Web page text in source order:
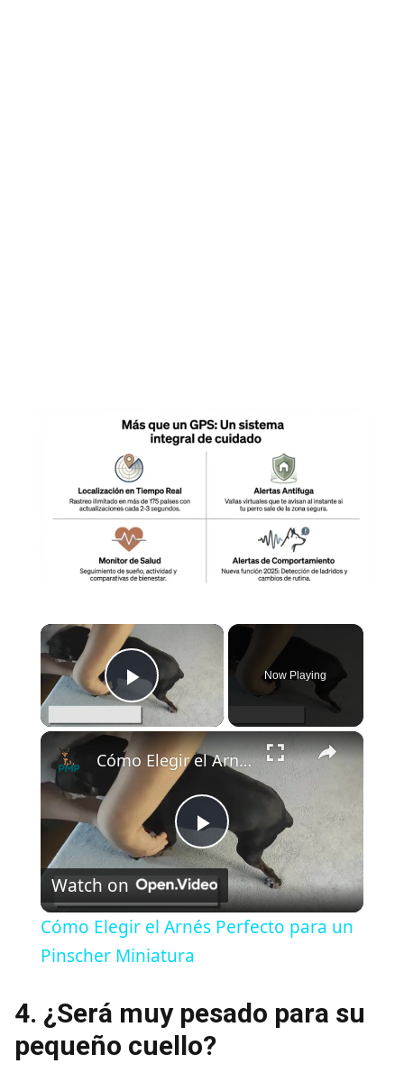
×
Play Video
Now Playing
×
P
l
y
V
Cómo Elegir el Arnés Perfecto para un Pinscher Miniatura
Watch on
Cómo Elegir el Arnés Perfecto para un
Pinscher Miniatura
4. ¿Será muy pesado para su
pequeño cuello?